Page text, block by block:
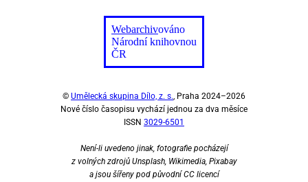
Webarchivováno
Národní knihovnou
ČR
© Umělecká skupina Dílo, z. s. , Praha 2024–2026
Nové číslo časopisu vychází jednou za dva měsíce
ISSN 3029-6501
Není-li uvedeno jinak, fotografie pocházejí
z volných zdrojů Unsplash, Wikimedia, Pixabay
a jsou šířeny pod původní CC licencí